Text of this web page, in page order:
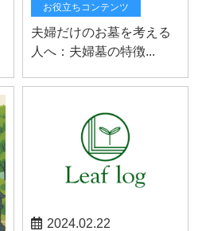
お役立ちコンテンツ
夫婦だけのお墓を考える
人へ：夫婦墓の特徴...
2024.02.22